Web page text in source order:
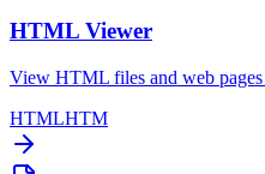
HTML Viewer
View HTML files and web
HTMLHTM